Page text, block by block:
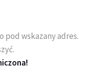
wskazany adres.